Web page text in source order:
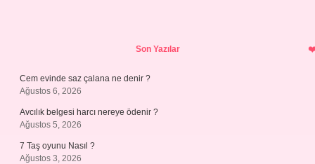
Son Yazılar
Cem evinde saz çalana ne denir ?
Ağustos 6, 2026
Avcılık belgesi harcı nereye ödenir ?
Ağustos 5, 2026
7 Taş oyunu Nasıl ?
Ağustos 3, 2026